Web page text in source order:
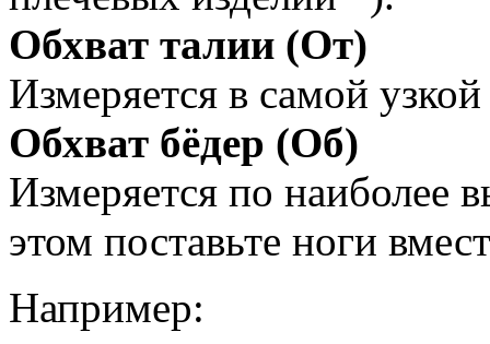
Обхват талии (От)
Измеряется в самой
Обхват бёдер (Об)
Измеряется по наиболее
этом поставьте ноги
Например: